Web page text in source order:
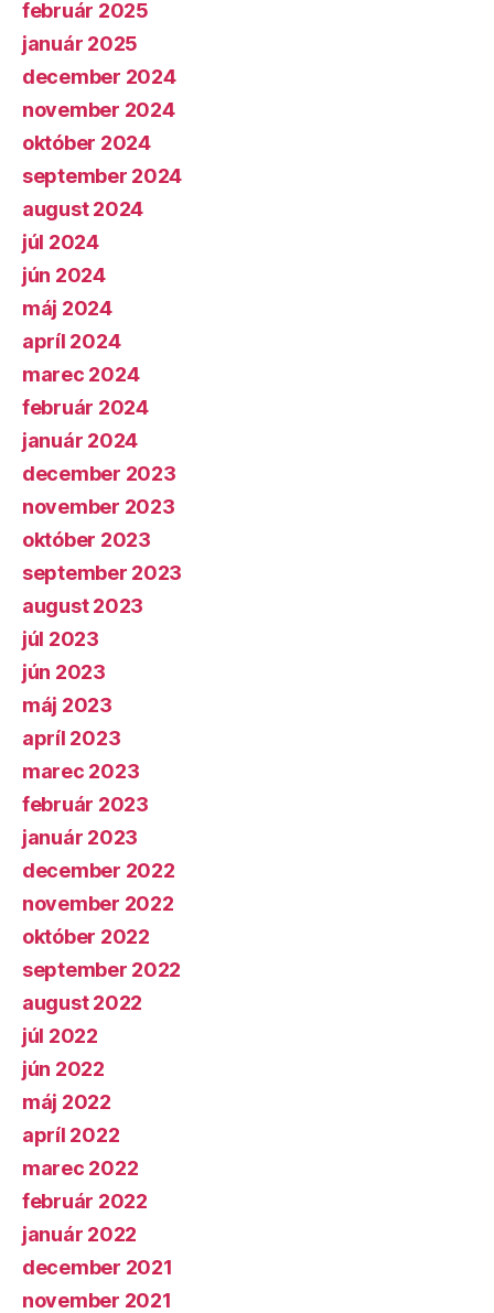
február 2025
január 2025
december 2024
november 2024
október 2024
september 2024
august 2024
júl 2024
jún 2024
máj 2024
apríl 2024
marec 2024
február 2024
január 2024
december 2023
november 2023
október 2023
september 2023
august 2023
júl 2023
jún 2023
máj 2023
apríl 2023
marec 2023
február 2023
január 2023
december 2022
november 2022
október 2022
september 2022
august 2022
júl 2022
jún 2022
máj 2022
apríl 2022
marec 2022
február 2022
január 2022
december 2021
november 2021